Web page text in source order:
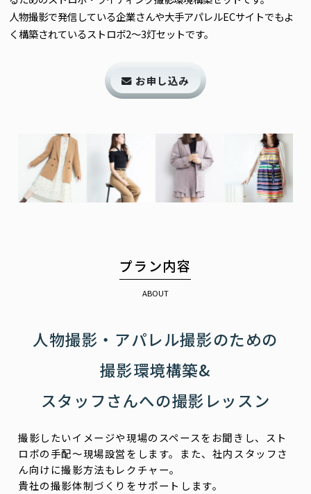
【Plan-X】複数ブース/大型スタジオ構築プラン
撮影の法人研修 [撮トレ]
写真・動画素材[ビジかん素材ストア]
ALTERNA CREATES
人物撮影で発信している企業さんや大手アパレルECサイトでもよ
く構築されているストロボ2〜3灯セットです。
お申し込み
プラン内容
ABOUT
人物撮影・アパレル撮影のための
撮影環境構築&
スタッフさんへの撮影レッスン
撮影したいイメージや現場のスペースをお聞きし、スト
ロボの手配〜現場設営をします。 また、社内スタッフさ
ん向けに撮影方法もレクチャー。
貴社の撮影体制づくりをサポートします。